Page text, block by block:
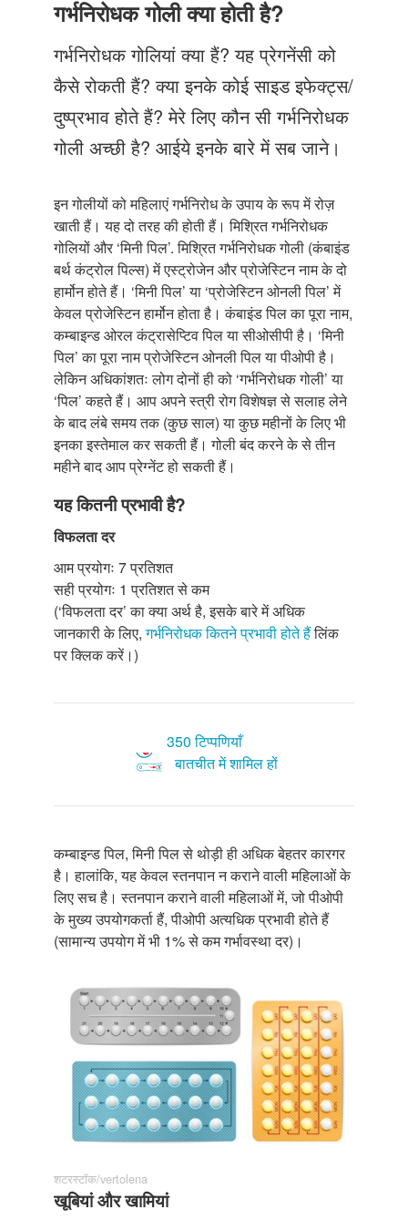
Just Poocho
संपर्क करें
गर्भनिरोधक गोली क्या होती है?
गर्भनिरोधक गोलियां क्या हैं? यह प्रेगनेंसी को
कैसे रोकती हैं? क्या इनके कोई साइड इफेक्ट्स/
दुष्प्रभाव होते हैं? मेरे लिए कौन सी गर्भनिरोधक
गोली अच्छी है? आईये इनके बारे में सब जाने।
इन गोलीयों को महिलाएं गर्भनिरोध के उपाय के रूप में रोज़
खाती हैं। यह दो तरह की होती हैं। मिश्रित गर्भनिरोधक
गोलियों और ‘मिनी पिल’. मिश्रित गर्भनिरोधक गोली (कंबाइंड
बर्थ कंट्रोल पिल्स) में एस्ट्रोजेन और प्रोजेस्टिन नाम के दो
हार्मोन होते हैं। ‘मिनी पिल’ या ‘प्रोजेस्टिन ओनली पिल’ में
केवल प्रोजेस्टिन हार्मोन होता है। कंबाइंड पिल का पूरा नाम,
कम्बाइन्ड ओरल कंट्रासेप्टिव पिल या सीओसीपी है। ‘मिनी
पिल’ का पूरा नाम प्रोजेस्टिन ओनली पिल या पीओपी है।
लेकिन अधिकांशतः लोग दोनों ही को ‘गर्भनिरोधक गोली’ या
‘पिल’ कहते हैं। आप अपने स्त्री रोग विशेषज्ञ से सलाह लेने
के बाद लंबे समय तक (कुछ साल) या कुछ महीनों के लिए भी
इनका इस्तेमाल कर सकती हैं। गोली बंद करने के से तीन
महीने बाद आप प्रेग्नेंट हो सकती हैं।
यह कितनी प्रभावी है?
विफलता दर
आम प्रयोगः 7 प्रतिशत
सही प्रयोगः 1 प्रतिशत से कम
(‘विफलता दर’ का क्या अर्थ है, इसके बारे में अधिक
जानकारी के लिए,गर्भनिरोधक कितने प्रभावी होते हैंलिंक
पर क्लिक करें।)
350 टिप्पणियाँ
बातचीत में शामिल हों
कम्बाइन्ड पिल, मिनी पिल से थोड़ी ही अधिक बेहतर कारगर
है। हालांकि, यह केवल स्तनपान न कराने वाली महिलाओं के
लिए सच है। स्तनपान कराने वाली महिलाओं में, जो पीओपी
के मुख्य उपयोगकर्ता हैं, पीओपी अत्यधिक प्रभावी होते हैं
(सामान्य उपयोग में भी 1% से कम गर्भावस्था दर)।
शटरस्टॉक/vertolena
खूबियां और खामियां